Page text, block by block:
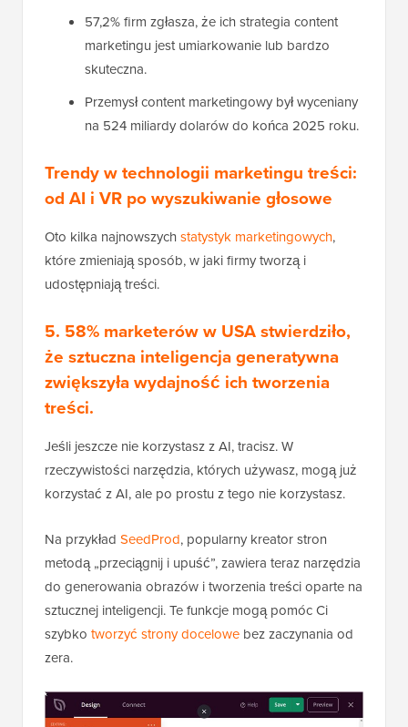
57,2% firm zgłasza, że ich strategia content
marketingu jest umiarkowanie lub bardzo
skuteczna.
Przemysł content marketingowy był wyceniany
na 524 miliardy dolarów do końca 2025 roku.
Trendy w technologii marketingu treści:
od AI i VR po wyszukiwanie głosowe
Oto kilka najnowszychstatystyk marketingowych,
które zmieniają sposób, w jaki firmy tworzą i
udostępniają treści.
5. 58% marketerów w USA stwierdziło,
że sztuczna inteligencja generatywna
zwiększyła wydajność ich tworzenia
treści.
Jeśli jeszcze nie korzystasz z AI, tracisz. W
rzeczywistości narzędzia, których używasz, mogą już
korzystać z AI, ale po prostu z tego nie korzystasz.
Na przykład SeedProd, popularny kreator stron
metodą „przeciągnij i upuść”, zawiera teraz narzędzia
do generowania obrazów i tworzenia treści oparte na
sztucznej inteligencji. Te funkcje mogą pomóc Ci
szybko tworzyć strony docelowe bez zaczynania od
zera.